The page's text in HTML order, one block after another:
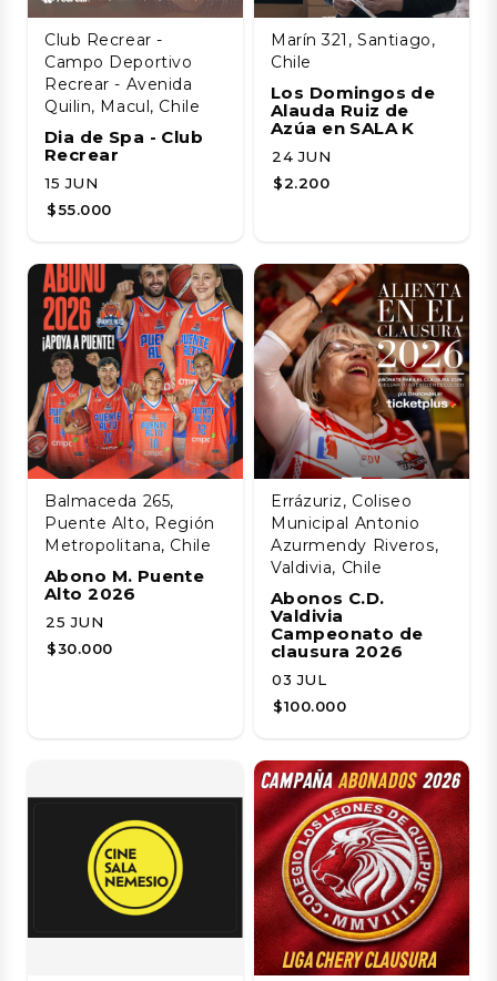
Club Recrear -
Campo Deportivo
Recrear - Avenida
Quilin, Macul, Chile
Dia de Spa - Club
Recrear
15 JUN
$55.000
Marín 321, Santiago,
Chile
Los Domingos de
Alauda Ruiz de
Azúa en SALA K
24 JUN
$2.200
Balmaceda 265,
Puente Alto, Región
Metropolitana, Chile
Abono M. Puente
Alto 2026
25 JUN
$30.000
Errázuriz, Coliseo
Municipal Antonio
Azurmendy Riveros,
Valdivia, Chile
Abonos C.D.
Valdivia
Campeonato de
clausura 2026
03 JUL
$100.000